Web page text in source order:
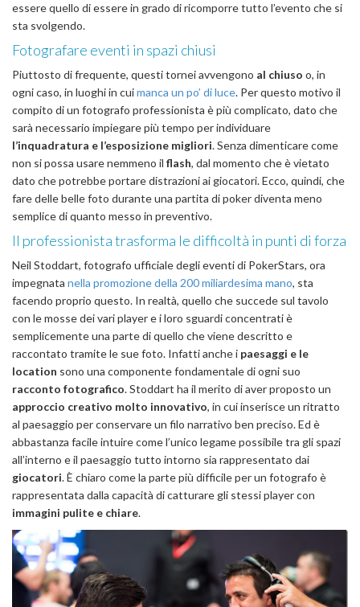
essere quello di essere in grado di ricomporre tutto l’evento che si
sta svolgendo.
Fotografare eventi in spazi chiusi
Piuttosto di frequente, questi tornei avvengono al chiuso o, in
ogni caso, in luoghi in cuimanca un po’ di luce. Per questo motivo il
compito di un fotografo professionista è più complicato, dato che
sarà necessario impiegare più tempo per individuare
l’inquadratura e l’esposizione migliori. Senza dimenticare come
non si possa usare nemmeno il flash, dal momento che è vietato
dato che potrebbe portare distrazioni ai giocatori. Ecco, quindi, che
fare delle belle foto durante una partita di poker diventa meno
semplice di quanto messo in preventivo.
Il professionista trasforma le difficoltà in punti di forza
Neil Stoddart, fotografo ufficiale degli eventi di PokerStars, ora
impegnata nella promozione della 200 miliardesima mano, sta
facendo proprio questo. In realtà, quello che succede sul tavolo
con le mosse dei vari player e i loro sguardi concentrati è
semplicemente una parte di quello che viene descritto e
raccontato tramite le sue foto. Infatti anche i paesaggi e le
location sono una componente fondamentale di ogni suo
racconto fotografico. Stoddart ha il merito di aver proposto un
approccio creativo molto innovativo, in cui inserisce un ritratto
al paesaggio per conservare un filo narrativo ben preciso. Ed è
abbastanza facile intuire come l’unico legame possibile tra gli spazi
all’interno e il paesaggio tutto intorno sia rappresentato dai
giocatori. È chiaro come la parte più difficile per un fotografo è
rappresentata dalla capacità di catturare gli stessi player con
immagini pulite e chiare.